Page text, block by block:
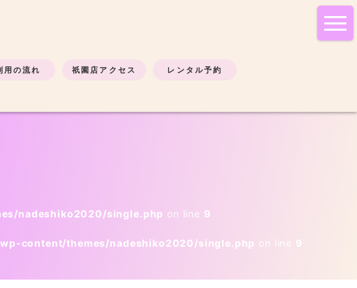
用の流れ 祇園店アクセス レンタル予約
nadeshiko2020/single.php on line 9
content/themes/nadeshiko2020/single.php on line 9